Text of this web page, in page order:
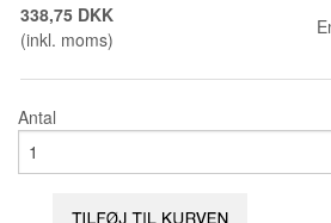
338,75 DKK
(inkl. moms)
Antal